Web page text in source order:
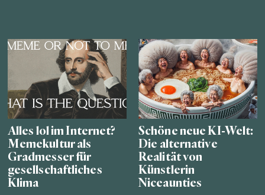
Alles lol im Internet?
Memekultur als
Gradmesser für
gesellschaftliches
Klima
Schöne neue KI-Welt:
Die alternative
Realität von
Künstlerin
Niceaunties